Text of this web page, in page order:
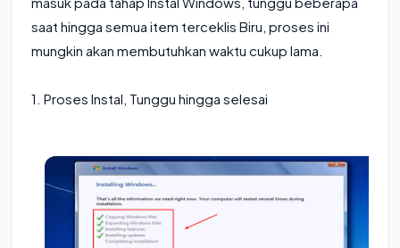
saat hingga semua item terceklis Biru, proses ini
mungkin akan membutuhkan waktu cukup lama.
1. Proses Instal, Tunggu hingga selesai